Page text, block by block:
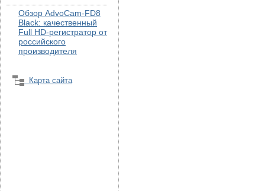
Обзор AdvoCam-FD8
Black: качественный
Full HD-регистратор от
российского
производителя
Карта сайта